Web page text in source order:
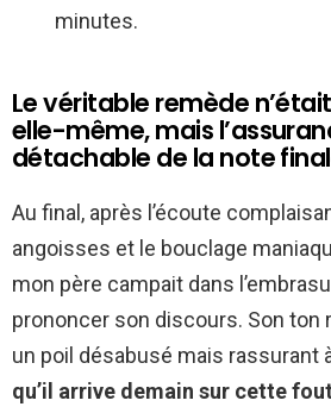
minutes.
Le véritable remède
elle-même, mais
détachable de la note
Au final, après l’écoute
angoisses et le bouclage
mon père campait dans
prononcer son discours. Son ton
un poil désabusé mais rassurant
qu’il arrive demain sur cette